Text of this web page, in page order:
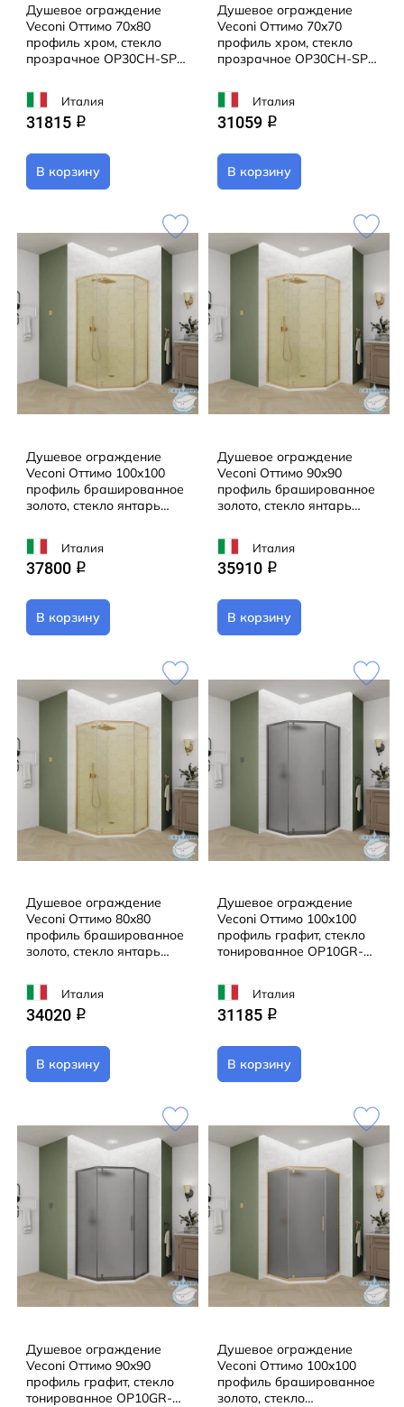
Душевое ограждение
Veconi Оттимо 70x80
профиль хром, стекло
прозрачное OP30CH-SP-
Италия
31815 q
В корзину
Душевое ограждение
Veconi Оттимо 70x70
профиль хром, стекло
прозрачное OP30CH-SP-
Италия
31059 q
В корзину
Душевое ограждение
Veconi Оттимо 100x100
профиль брашированное
золото, стекло янтарь
поддона)
Италия
37800 q
В корзину
Душевое ограждение
Veconi Оттимо 90x90
профиль брашированное
золото, стекло янтарь
поддона)
Италия
35910 q
В корзину
Душевое ограждение
Veconi Оттимо 80x80
профиль брашированное
золото, стекло янтарь
поддона)
Италия
34020 q
В корзину
Душевое ограждение
Veconi Оттимо 100x100
профиль графит, стекло
тонированное OP10GR-
поддона)
Италия
31185 q
В корзину
Душевое ограждение
Veconi Оттимо 90x90
профиль графит, стекло
тонированное OP10GR-
Душевое ограждение
Veconi Оттимо 100x100
профиль брашированное
золото, стекло